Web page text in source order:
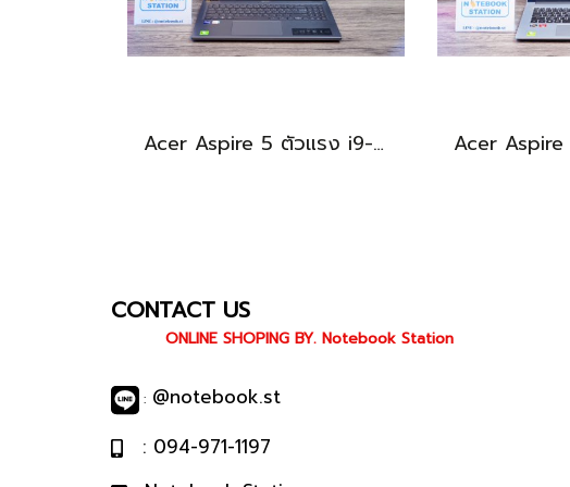
Acer Aspire 5 ตัวแรง i9-13900H Ram16 512GB M.2 จอ15.6นิ้ว FHD IPS สเปคสูงทำงานเก่ง ดีไซน์สวยเรียบหรูดูทันสมัย เครื่องพร้อมใช้งานในราคาสุดคุ้มเพียง 19,990.-เท่านั้น
CONTACT US
ONLINE SHOPING BY. Notebook Station
: @notebook.st
: 094-971-1197